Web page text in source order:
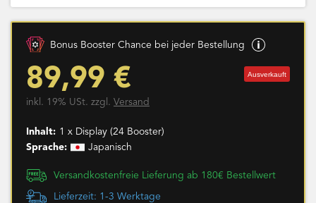
Bonus Booster Chance bei jeder Bestellung
89,99 € Ausverkauft
inkl. 19% USt. zzgl. Versand
Inhalt: 1 x Display (24 Booster)
Sprache:
Japanisch
Versandkostenfreie Lieferung ab 180€ Bestellwert
Lieferzeit: 1-3 Werktage